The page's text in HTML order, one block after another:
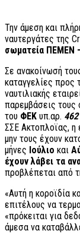
Την άμεση και
ναυτεργάτες της
σωματεία ΠΕΜΕΝ
Σε ανακοίνωσή
καταγγελίες προς
ναυτιλιακής
παρεμβάσεις τους
του ΦΕΚ υπ.αρ.
ΣΣΕ Ακτοπλοϊας, η
μην τους έχουν
μήνες Ιούλιο και
έχουν λάβει τα
προβλέπεται από
«Αυτή η κοροϊδία
επιτέλους να
«πρόκειται για
άμεσα να